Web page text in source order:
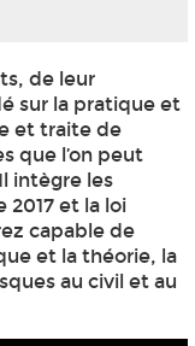
de leur
sur la pratique et
et traite de
que l’on peut
intègre les
et la loi
capable de
et la théorie, la
au civil et au